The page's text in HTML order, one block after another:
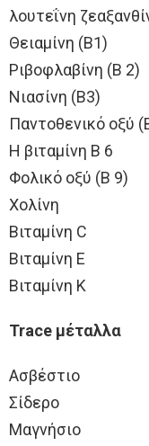
λουτεΐνη
Θειαμίνη
Ριβοφλαβίνη
Νιασίνη
Παντοθενικό
Η βιταμίνη Β
Φολικό οξύ
Χολίνη
Βιταμίνη C
Βιταμίνη Ε
Βιταμίνη Κ
Trace μέταλλα
Ασβέστιο
Σίδερο
Μαγνήσιο